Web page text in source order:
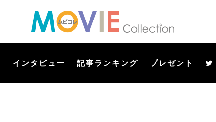
インタビュー 記事ランキング プレゼント